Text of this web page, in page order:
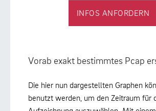
INFOS ANFORDERN
Vorab exakt bestimmtes Pcap
Die hier nun dargestellten Graphen
benutzt werden, um den Zeitraum für